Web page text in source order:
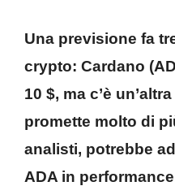
Una previsione fa
crypto: Cardano
10 $, ma c’è
promette molto di
analisti, potrebbe
ADA in